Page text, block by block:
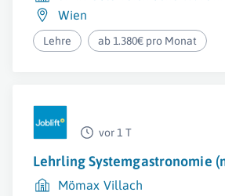
Wien
Lehre ab 1.380€ pro Monat
vor 1 T
Lehrling Systemgastronomie
Mömax Villach